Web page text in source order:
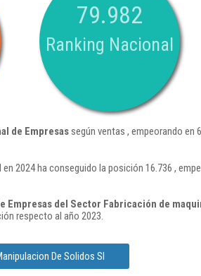
79.982
Ranking Nacional
de Empresassegún ventas , empeorando en
2024 ha conseguido la posición 16.736 ,
Empresas del Sector Fabricación de
respecto al año 2023.
De Solidos Sl